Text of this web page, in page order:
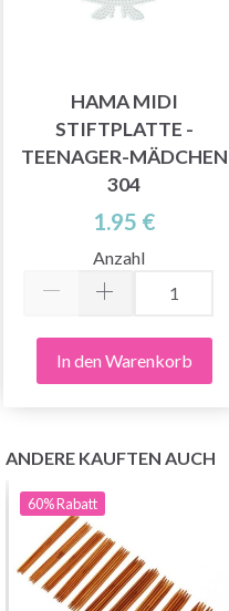
HAMA MIDI
STIFTPLATTE -
TEENAGER-MÄDCHEN
304
1.95 €
Anzahl
In den Warenkorb
ANDERE KAUFTEN AUCH
60%Rabatt